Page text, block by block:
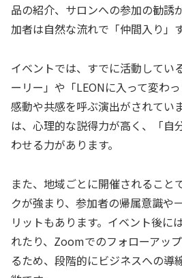
品の紹介、サロンへの参加の勧誘
加者は自然な流れで「仲間入り」
イベントでは、すでに活動してい
ーリー」や「LEONに入って変わ
感動や共感を呼ぶ演出がされてい
は、心理的な説得力が高く、「自
わせる力があります。
また、地域ごとに開催されること
クが強まり、参加者の帰属意識や
リットもあります。イベント後に
れたり、Zoomでのフォローアッ
るため、段階的にビジネスへの導